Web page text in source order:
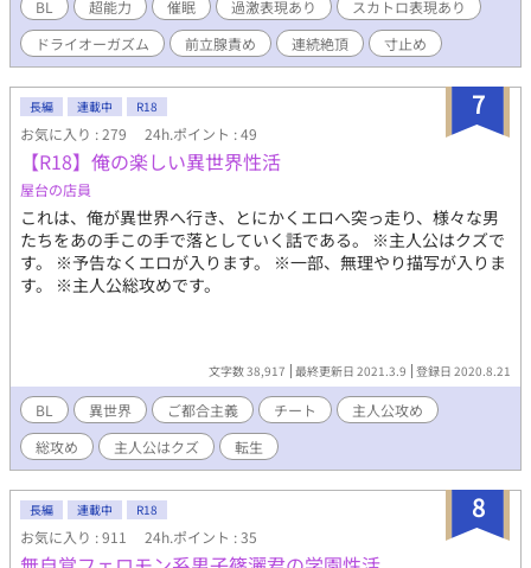
BL 超能力 催眠 過激表現あり
スカトロ表現あり
ドライオーガズム
前立腺責め 連続絶頂 寸止め
7
長編 連載中 R18
お気に入り : 279 24h.ポイント : 49
【R18】俺の楽しい異世界性活
屋台の店員
これは、俺が異世界へ行き、とにかくエロへ突っ走り、様々な男
たちをあの手この手で落としていく話である。 ※主人公はクズで
す。 ※予告なくエロが入ります。 ※一部、無理やり描写が入りま
す。 ※主人公総攻めです。
文字数 38,917 最終更新日 2021.3.9 登録日 2020.8.21
BL 異世界 ご都合主義 チート
主人公攻め
総攻め
主人公はクズ 転生
8
長編 連載中 R18
お気に入り : 911 24h.ポイント : 35